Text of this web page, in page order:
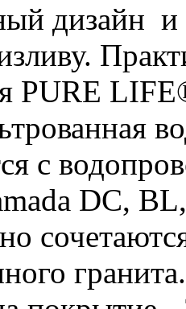
дизайн и
PURE
с
DC,
гранита.